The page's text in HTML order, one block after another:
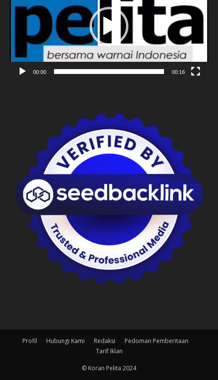
00:00 00:16
Profil Hubungi Kami Redaksi
Pedoman Pemberitaan
Tarif Iklan
© Koran Pelita 2024